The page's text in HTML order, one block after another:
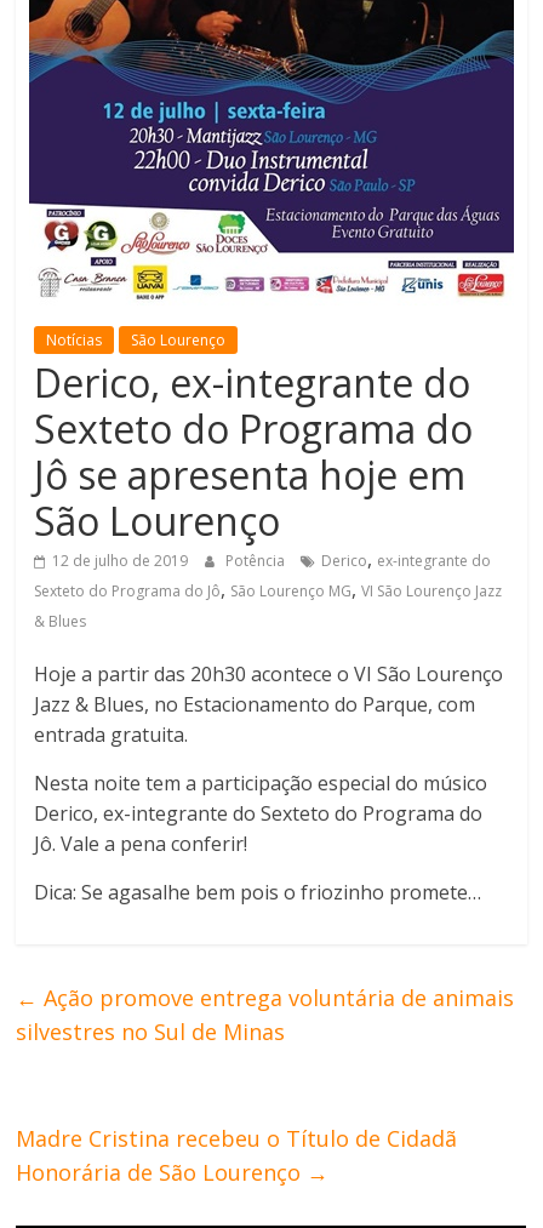
de
Minas
Notícias São Lourenço
Derico, ex-integrante do
Sexteto do Programa do
Jô se apresenta hoje em
São Lourenço
12 de julho de 2019 Potência Derico, ex-integrante do
Sexteto do Programa do Jô, São Lourenço MG,VI São Lourenço Jazz
& Blues
Hoje a partir das 20h30 acontece o VI São Lourenço
Jazz & Blues, no Estacionamento do Parque, com
entrada gratuita.
Nesta noite tem a participação especial do músico
Derico, ex-integrante do Sexteto do Programa do
Jô. Vale a pena conferir!
Dica: Se agasalhe bem pois o friozinho promete…
← Ação promove entrega voluntária de animais
silvestres no Sul de Minas
Madre Cristina recebeu o Título de Cidadã
Honorária de São Lourenço →